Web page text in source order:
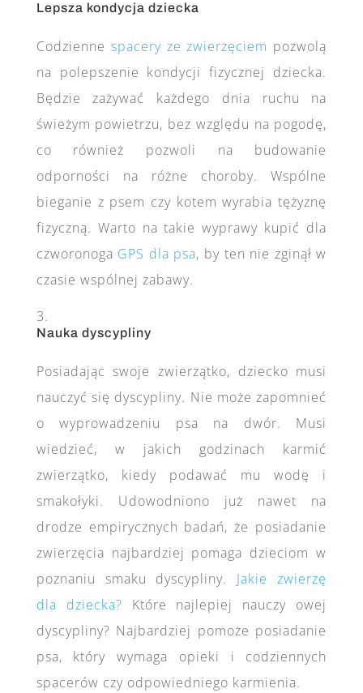
Lepsza kondycja dziecka
Codzienne spacery ze zwierzęciem pozwolą
na polepszenie kondycji fizycznej dziecka.
Będzie zażywać każdego dnia ruchu na
świeżym powietrzu, bez względu na pogodę,
co również pozwoli na budowanie
odporności na różne choroby. Wspólne
bieganie z psem czy kotem wyrabia tężyznę
fizyczną. Warto na takie wyprawy kupić dla
czworonoga GPS dla psa, by ten nie zginął w
czasie wspólnej zabawy.
Nauka dyscypliny
Posiadając swoje zwierzątko, dziecko musi
nauczyć się dyscypliny. Nie może zapomnieć
o wyprowadzeniu psa na dwór. Musi
wiedzieć, w jakich godzinach karmić
zwierzątko, kiedy podawać mu wodę i
smakołyki. Udowodniono już nawet na
drodze empirycznych badań, że posiadanie
zwierzęcia najbardziej pomaga dzieciom w
poznaniu smaku dyscypliny. Jakie zwierzę
dla dziecka? Które najlepiej nauczy owej
dyscypliny? Najbardziej pomoże posiadanie
psa, który wymaga opieki i codziennych
spacerów czy odpowiedniego karmienia.